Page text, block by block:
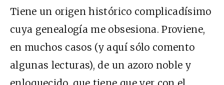
Tiene un origen histórico complicadísimo
cuya genealogía me obsesiona. Proviene,
en muchos casos (y aquí sólo comento
algunas lecturas), de un azoro noble y